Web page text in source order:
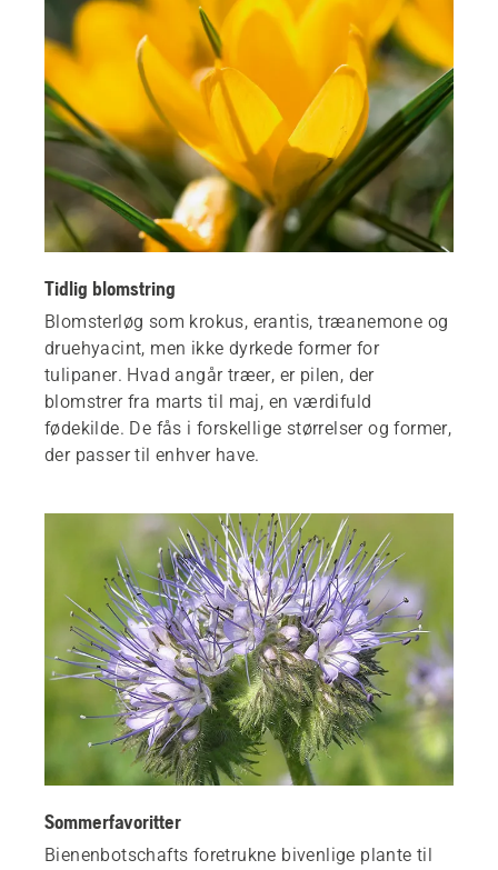
Tidlig blomstring
Blomsterløg som krokus, erantis, træanemone og
druehyacint, men ikke dyrkede former for
tulipaner. Hvad angår træer, er pilen, der
blomstrer fra marts til maj, en værdifuld
fødekilde. De fås i forskellige størrelser og former,
der passer til enhver have.
Sommerfavoritter
Bienenbotschafts foretrukne bivenlige plante til